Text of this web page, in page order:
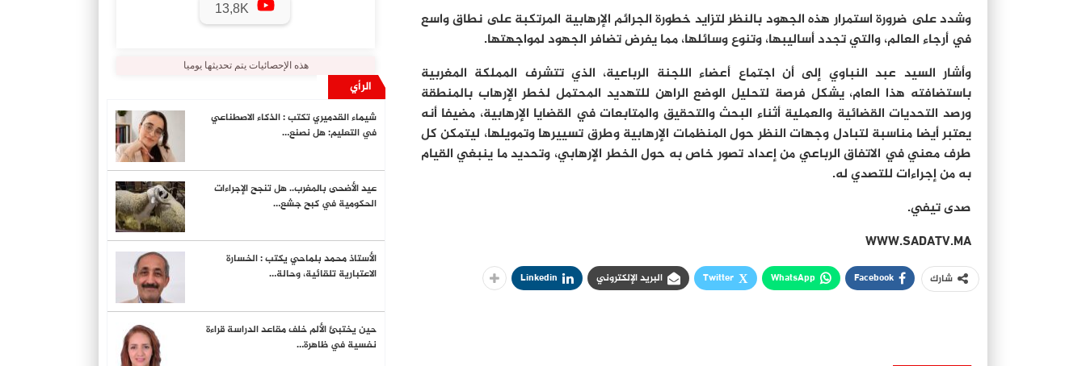
وشدد على ضرورة استمرار هذه الجهود بالنظر لتزايد خطورة الجرائم الإرهابية المرتكبة على نطاق واسع
في أرجاء العالم، والتي تجدد أساليبها، وتنوع وسائلها، مما يفرض تضافر الجهود لمواجهتها.
وأشار السيد عبد النباوي إلى أن اجتماع أعضاء اللجنة الرباعية، الذي تتشرف المملكة المغربية
باستضافته هذا العام، يشكل فرصة لتحليل الوضع الراهن للتهديد المحتمل لخطر الإرهاب بالمنطقة
ورصد التحديات القضائية والعملية أثناء البحث والتحقيق والمتابعات في القضايا الإرهابية، مضيفا أنه
يعتبر أيضا مناسبة لتبادل وجهات النظر حول المنظمات الإرهابية وطرق تسييرها وتمويلها، ليتمكن كل
طرف معني في الاتفاق الرباعي من إعداد تصور خاص به حول الخطر الإرهابي، وتحديد ما ينبغي القيام
به من إجراءات للتصدي له.
صدى تيفي.
WWW.SADATV.MA
شارك Facebook
WhatsApp
Twitter البريد الإلكتروني Linkedin
13,8K
هذه الإحصائيات يتم تحديثها يوميا
الرأي
شيماء القدميري تكتب : الذكاء الاصطناعي
في التعليم: هل نصنع…
عيد الأضحى بالمغرب.. هل تنجح الإجراءات
الحكومية في كبح جشع…
الأستاذ محمد بلماحي يكتب : الخسارة
الاعتبارية تلقائية، وحالة…
حين يختبئ الألم خلف مقاعد الدراسة قراءة
نفسية في ظاهرة…